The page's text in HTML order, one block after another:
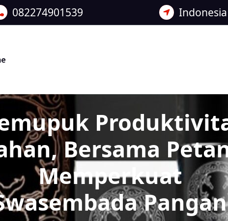
082274901539
Bersama
Memperkuat
Pangan